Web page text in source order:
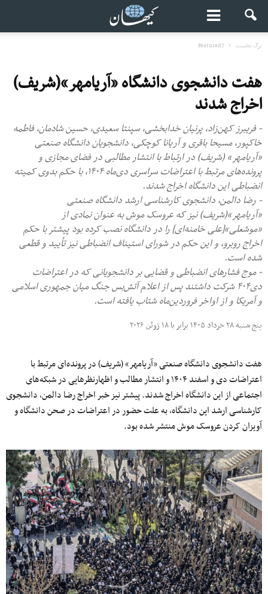
برگ نخست Featured2
هفت دانشجوی دانشگاه «آریامهر»(شریف)
اخراج شدند
- فریبرز کهن‌زاد، پرنیان خدابخشی، سپنتا سعیدی، حسین شادمان، فاطمه
خاکپور، مسیحا باقری و آریانا کوچکی، دانشجویان دانشگاه صنعتی
«آریامهر» (شریف) در ارتباط با انتشار مطالبی در فضای مجازی و
پرونده‌های مرتبط با اعتراضات سراسری دی‌ماه ۱۴۰۴، با حکم بدوی کمیته
انضباطی این دانشگاه اخراج شدند.
- رضا دالمن، دانشجوی کارشناسی ارشد دانشگاه صنعتی
«آریامهر»(شریف) نیز که عروسک موش به عنوان نمادی از
«موشعلی»[علی خامنه‌ای] را در دانشگاه نصب کرده بود پیشتر با حکم
اخراج روبرو، و این حکم در شورای استیناف انضباطی نیز تأیید و قطعی
شده است.
- موج فشارهای انضباطی و قضایی بر دانشجویانی که در اعتراضات
دی۴۰۴ شرکت داشتند پس از اعلام آتش‌بس جنگ میان جمهوری اسلامی
و آمریکا و از اواخر فروردین‌ماه شتاب یافته است.
پنج شنبه ۲۸ خرداد ۱۴۰۵ برابر با ۱۸ ژوئن ۲۰۲۶
هفت دانشجوی دانشگاه صنعتی «آریامهر» (شریف) در پرونده‌ای مرتبط با
اعتراضات دی و اسفند ۱۴۰۴ و انتشار مطالب و اظهارنظرهایی در شبکه‌های
اجتماعی از این دانشگاه اخراج شدند. پیشتر نیز خبر اخراج رضا دالمن، دانشجوی
کارشناسی ارشد این دانشگاه، به علت حضور در اعتراضات در صحن دانشگاه و
آویزان کردن عروسک موش منتشر شده بود.